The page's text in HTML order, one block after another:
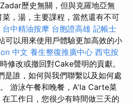
歷史無關，但與克羅地亞無
，湯，主要課程，當然還有不可
台中精油按摩 台胞證高雄 記帳士
可以用來使用戶體驗更加高效的小
中文 養生整復推廣中心 西屯按
修改或撤回對Cake聲明的貢獻。
是誰，如何與我們聯繫以及如何處
游泳午餐和晚餐，A'la Carte菜
工作日，您很少有時間做三天的